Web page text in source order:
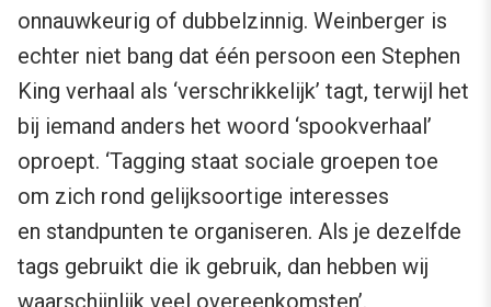
onnauwkeurig of dubbelzinnig. Weinberger is
echter niet bang dat één persoon een Stephen
King verhaal als ‘verschrikkelijk’ tagt, terwijl het
bij iemand anders het woord ‘spookverhaal’
oproept. ‘Tagging staat sociale groepen toe
om zich rond gelijksoortige interesses
en standpunten te organiseren. Als je dezelfde
tags gebruikt die ik gebruik, dan hebben wij
waarschijnlijk veel overeenkomsten’.